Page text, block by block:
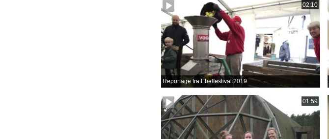
02:10
Reportage fra Ebelfestival 2019
01:59